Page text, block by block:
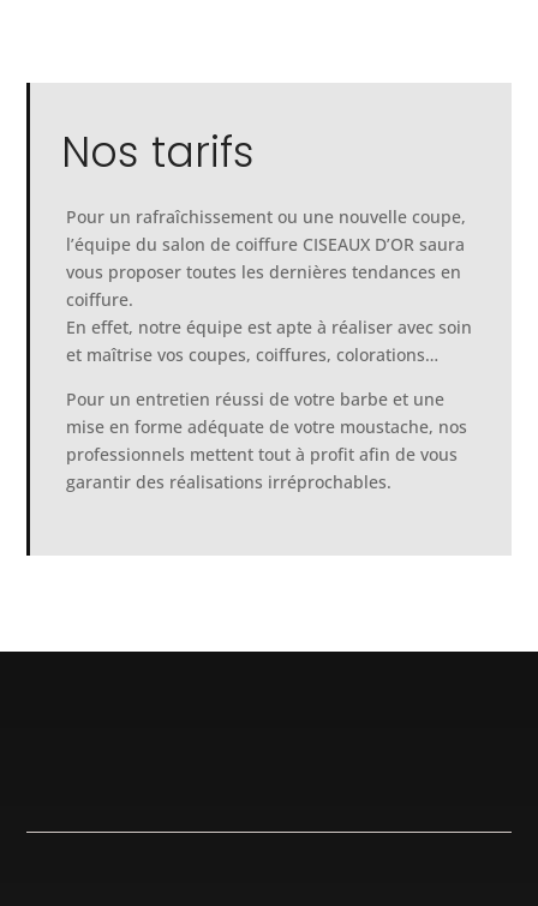
Nos tarifs
Pour un rafraîchissement ou une nouvelle coupe,
l’équipe du salon de coiffure CISEAUX D’OR saura
vous proposer toutes les dernières tendances en
coiffure.
En effet, notre équipe est apte à réaliser avec soin
et maîtrise vos coupes, coiffures, colorations…
Pour un entretien réussi de votre barbe et une
mise en forme adéquate de votre moustache, nos
professionnels mettent tout à profit afin de vous
garantir des réalisations irréprochables.